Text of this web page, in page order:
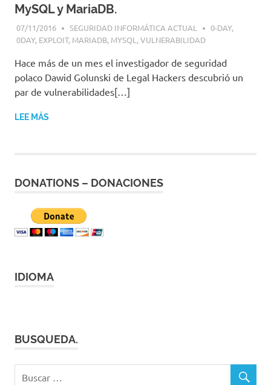
MySQL y MariaDB.
07/11/2016 SEGURIDAD INFORMÁTICA ACTUAL 0-DAY,
0DAY, EXPLOIT, MARIADB, MYSQL ,VULNERABILIDAD
Hace más de un mes el investigador de seguridad
polaco Dawid Golunski de Legal Hackers descubrió un
par de vulnerabilidades[…]
LEE MÁS
DONATIONS – DONACIONES
IDIOMA
BUSQUEDA.